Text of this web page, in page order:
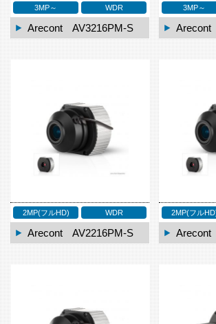
3MP～ WDR
Arecont AV3216PM-S
3MP～
2MP(フルHD) WDR
Arecont AV2216PM-S
2MP(フル